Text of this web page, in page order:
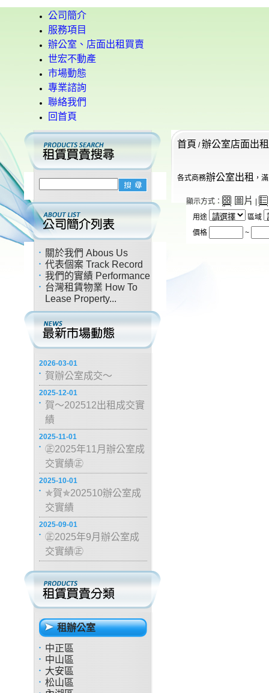
公司簡介
服務項目
辦公室、店面出租買賣
世宏不動產
市場動態
專業諮詢
聯絡我們
回首頁
關於我們 Abous Us
代表個案 Track Record
我們的實績 Performance
台灣租賃物業 How To
Lease Property...
2026-03-01
賀辦公室成交～
2025-12-01
賀～202512出租成交實
績
2025-11-01
㊣2025年11月辦公室成
交實績㊣
2025-10-01
✯賀✯202510辦公室成
交實績
2025-09-01
㊣2025年9月辦公室成
交實績㊣
租辦公室
中正區
中山區
大安區
松山區
首頁 /辦公室店面出租
各式商務辦公室出租 ，
顯示方式： 圖片
用途
區域
價格
~